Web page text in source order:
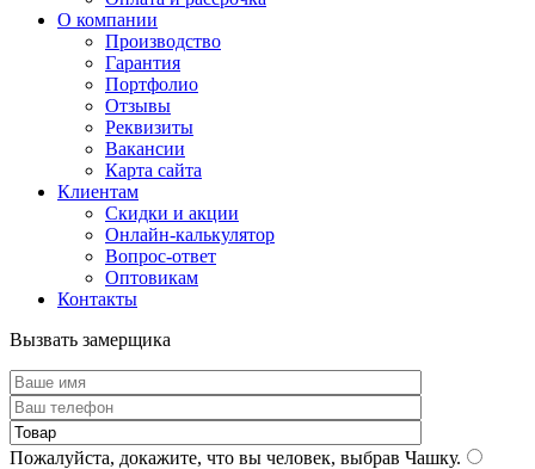
О компании
Производство
Гарантия
Портфолио
Отзывы
Реквизиты
Вакансии
Карта сайта
Клиентам
Скидки и акции
Онлайн-калькулятор
Вопрос-ответ
Оптовикам
Контакты
Вызвать замерщика
Пожалуйста, докажите, что вы человек, выбрав Чашку.